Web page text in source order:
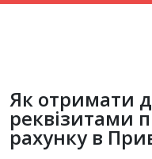
Як отримати
реквізитами
рахунку в